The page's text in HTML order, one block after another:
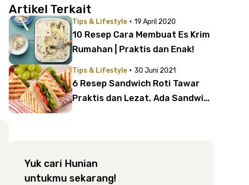
Artikel Terkait
Tips & Lifestyle · 19 April 2020
10 Resep Cara Membuat Es Krim
Rumahan | Praktis dan Enak!
Tips & Lifestyle · 30 Juni 2021
6 Resep Sandwich Roti Tawar
Praktis dan Lezat, Ada Sandwich
Yuk cari Hunian
untukmu sekarang!